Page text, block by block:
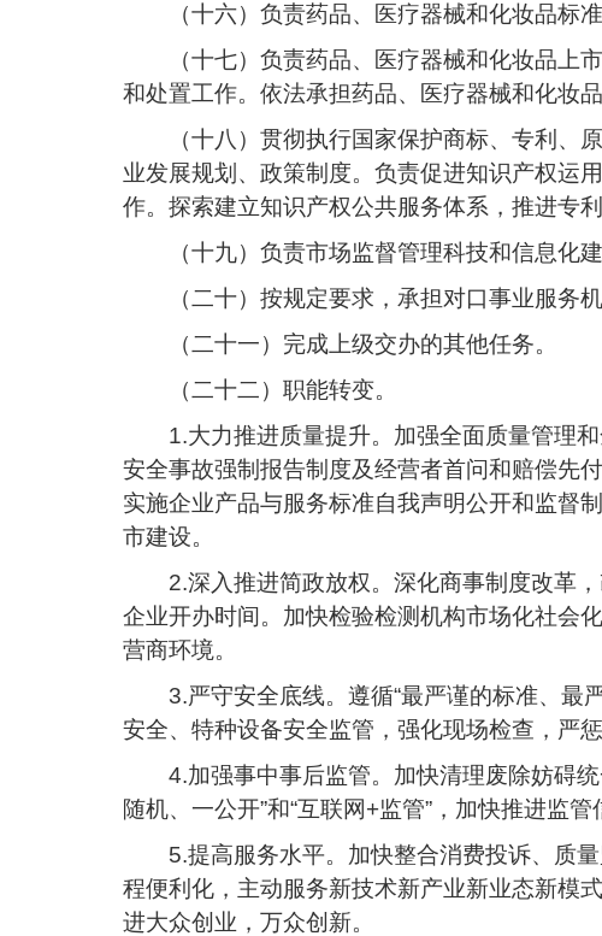
（十六）负责药品、医疗器械和化妆品标
（十七）负责药品、医疗器械和化妆品
和处置工作。依法承担药品、医疗器械和化妆
（十八）贯彻执行国家保护商标、专利
业发展规划、政策制度。负责促进知识产权运
作。探索建立知识产权公共服务体系，推进专
（十九）负责市场监督管理科技和信息化
（二十）按规定要求，承担对口事业服务
（二十一）完成上级交办的其他任务。
（二十二）职能转变。
1.大力推进质量提升。加强全面质量管理
安全事故强制报告制度及经营者首问和赔偿先
实施企业产品与服务标准自我声明公开和监督
市建设。
2.深入推进简政放权。深化商事制度改革
企业开办时间。加快检验检测机构市场化社会
营商环境。
3.严守安全底线。遵循“最严谨的标准、最
安全、特种设备安全监管，强化现场检查，严
4.加强事中事后监管。加快清理废除妨碍
随机、一公开”和“互联网+监管”，加快推进监
5.提高服务水平。加快整合消费投诉、质
程便利化，主动服务新技术新产业新业态新模
进大众创业，万众创新。